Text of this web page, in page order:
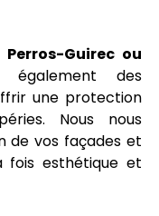
Perros-Guirec ou
également des
une protection
Nous nous
de vos façades et
fois esthétique et